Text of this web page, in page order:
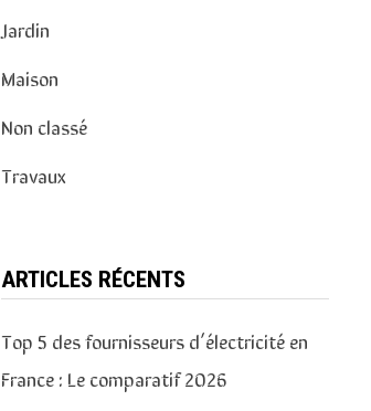
Jardin
Maison
Non classé
Travaux
ARTICLES RÉCENTS
Top 5 des fournisseurs d’électricité en
France : Le comparatif 2026